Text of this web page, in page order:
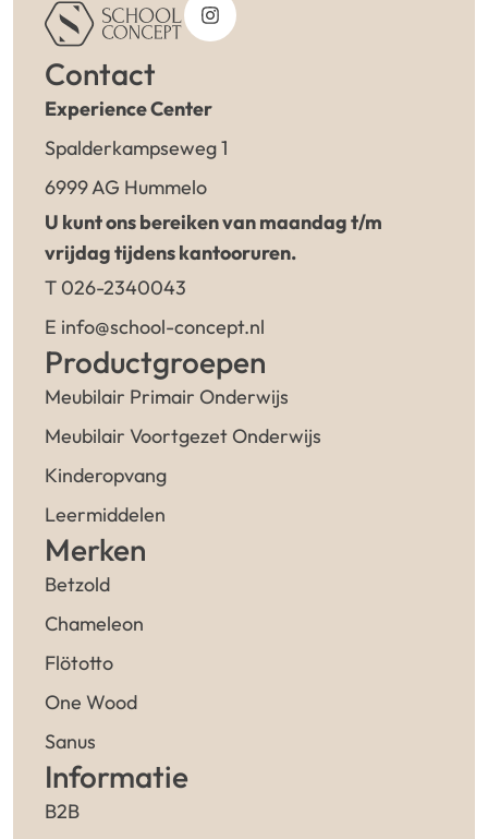
Contact
Experience Center
Spalderkampseweg 1
6999 AG Hummelo
U kunt ons bereiken van maandag t/m
vrijdag tijdens kantooruren.
T 026-2340043
E info@school-concept.nl
Productgroepen
Meubilair Primair Onderwijs
Meubilair Voortgezet Onderwijs
Kinderopvang
Leermiddelen
Merken
Betzold
Chameleon
Flötotto
One Wood
Sanus
Informatie
B2B